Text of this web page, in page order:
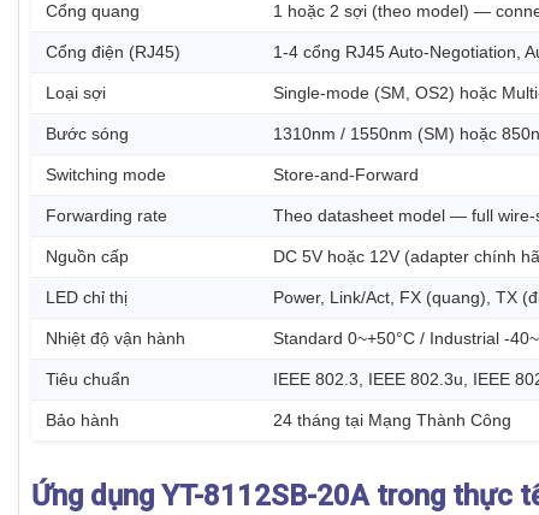
Cổng quang 1 hoặc 2 sợi (theo model) —
Cổng điện (RJ45) 1-4 cổng RJ45 Auto-Negotiation,
Loại sợi Single-mode (SM, OS2) hoặc
Bước sóng 1310nm / 1550nm (SM) hoặc
Switching mode Store-and-Forward
Forwarding rate Theo datasheet model — full wire-
Nguồn cấp DC 5V hoặc 12V (adapter chính
LED chỉ thị Power, Link/Act, FX (quang), TX
Nhiệt độ vận hành Standard 0~+50°C / Industrial -
Tiêu chuẩn IEEE 802.3, IEEE 802.3u, IEEE
Bảo hành 24 tháng tại Mạng Thành Công
Ứng dụng YT-8112SB-20A trong thực